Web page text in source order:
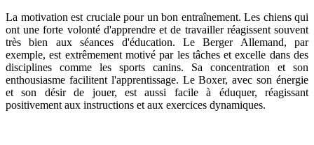
La motivation est cruciale pour un bon entraînement. Les chiens qui
ont une forte volonté d'apprendre et de travailler réagissent souvent
très bien aux séances d'éducation. Le Berger Allemand, par
exemple, est extrêmement motivé par les tâches et excelle dans des
disciplines comme les sports canins. Sa concentration et son
enthousiasme facilitent l'apprentissage. Le Boxer, avec son énergie
et son désir de jouer, est aussi facile à éduquer, réagissant
positivement aux instructions et aux exercices dynamiques.